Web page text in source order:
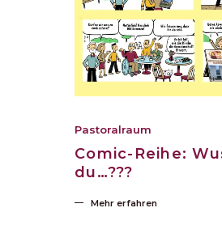
Pastoralraum
Comic-Reihe:
du…???
Mehr erfahren